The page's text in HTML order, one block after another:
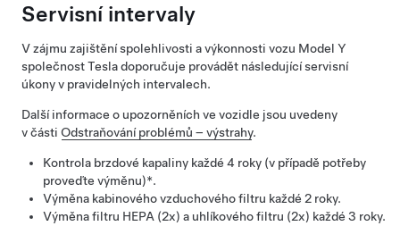
Servisní intervaly
V zájmu zajištění spolehlivosti a výkonnosti vozu Model Y
společnost Tesla doporučuje provádět následující servisní
úkony v pravidelných intervalech.
Další informace o upozorněních ve vozidle jsou uvedeny
v části Odstraňování problémů – výstrahy.
Kontrola brzdové kapaliny každé 4 roky (v případě potřeby
proveďte výměnu)*.
Výměna kabinového vzduchového filtru každé 2 roky.
Výměna filtru HEPA (2x) a uhlíkového filtru (2x) každé 3 roky.